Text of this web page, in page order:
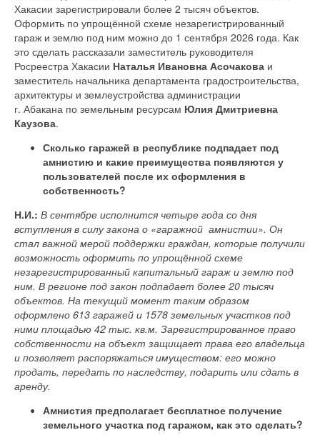
Хакасии зарегистрировали более 2 тысяч объектов.
Оформить по упрощённой схеме незарегистрированный
гараж и землю под ним можно до 1 сентября 2026 года. Как
это сделать рассказали заместитель руководителя
Росреестра Хакасии Наталья Ивановна Асочакова и
заместитель начальника департамента градостроительства,
архитектуры и землеустройства администрации
г. Абакана по земельным ресурсам Юлия Дмитриевна
Каузова.
Сколько гаражей в республике подпадает под
амнистию и какие преимущества появляются у
пользователей после их оформления в
собственность?
Н.И.: В сентябре исполнится четыре года со дня
вступления в силу закона о «гаражной амнистии». Он
стал важной мерой поддержки граждан, которые получили
возможность оформить по упрощённой схеме
незарегистрированный капитальный гараж и землю под
ним. В регионе под закон подпадает более 20 тысяч
объектов. На текущий момент таким образом
оформлено 613 гаражей и 1578 земельных участков под
ними площадью 42 тыс. кв.м. Зарегистрированное право
собственности на объект защищает права его владельца
и позволяет распоряжаться имуществом: его можно
продать, передать по наследству, подарить или сдать в
аренду.
Амнистия предполагает бесплатное получение
земельного участка под гаражом, как это сделать?